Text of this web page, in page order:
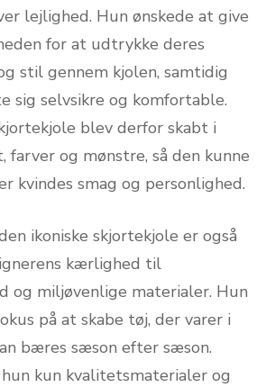
lejlighed. Hun ønskede at give
for at udtrykke deres
stil gennem kjolen, samtidig
sig selvsikre og komfortable.
blev derfor skabt i
farver og mønstre, så den kunne
kvindes smag og personlighed.
ikoniske skjortekjole er også
kærlighed til
og miljøvenlige materialer. Hun
på at skabe tøj, der varer i
bæres sæson efter sæson.
kun kvalitetsmaterialer og